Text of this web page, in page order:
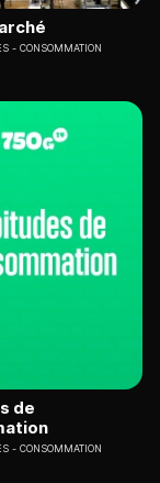
CONSOMMATION
de
CONSOMMATION